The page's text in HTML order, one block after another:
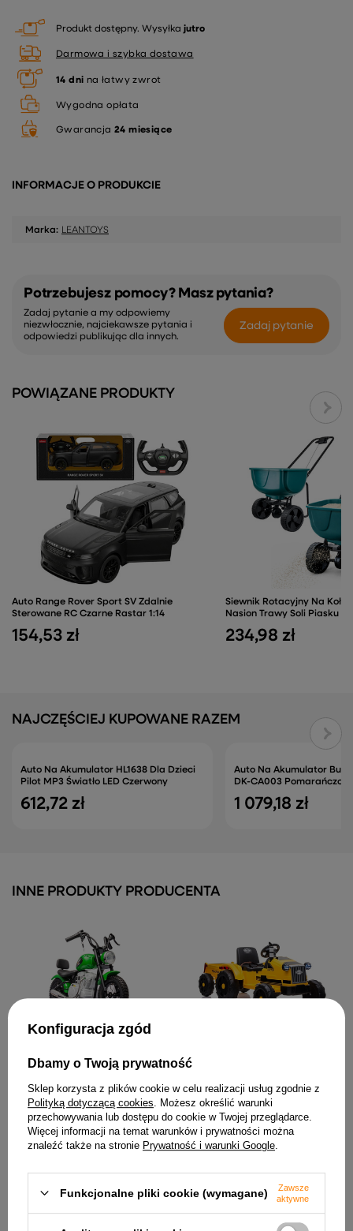
Produkt dostępny Wysyłka jutro
Darmowa i szybka dostawa
14 dni na łatwy zwrot
Wygodna opłata
Gwarancja 24 miesiące
INFORMACJE O PRODUKCIE
Marka: LEANTOYS
Potrzebujesz pomocy? Masz pytania?
Zadaj pytanie a my odpowiemy
niezwłocznie, najciekawsze pytania i
odpowiedzi publikując dla innych.
Zadaj pytanie
POWIĄZANE PRODUKTY
Auto Range Rover Sport SV Zdalnie
Sterowane RC Czarne Rastar 1:14
154,53 zł
Siewnik Rotacyjny Na
Nasion Trawy Soli Piasku
234,98 zł
NAJCZĘŚCIEJ KUPOWANE RAZEM
Auto Na Akumulator HL1638 Dla Dzieci
Pilot MP3 Światło LED Czerwony
612,72 zł
Auto Na Akumulator
DK-CA003
1 079,18 zł
INNE PRODUKTY PRODUCENTA
Motor Na Akumulator
1 525,54 zł
Konfiguracja zgód
Dbamy o Twoją prywatność
Sklep korzysta z plików cookie w celu realizacji usług zgodnie z
Polityką dotyczącą cookies . Możesz określić warunki
przechowywania lub dostępu do cookie w Twojej przeglądarce.
Więcej informacji na temat warunków i prywatności można
znaleźć także na stronie Prywatność i warunki Google
Funkcjonalne pliki cookie (wymagane)
Zawsze
aktywne